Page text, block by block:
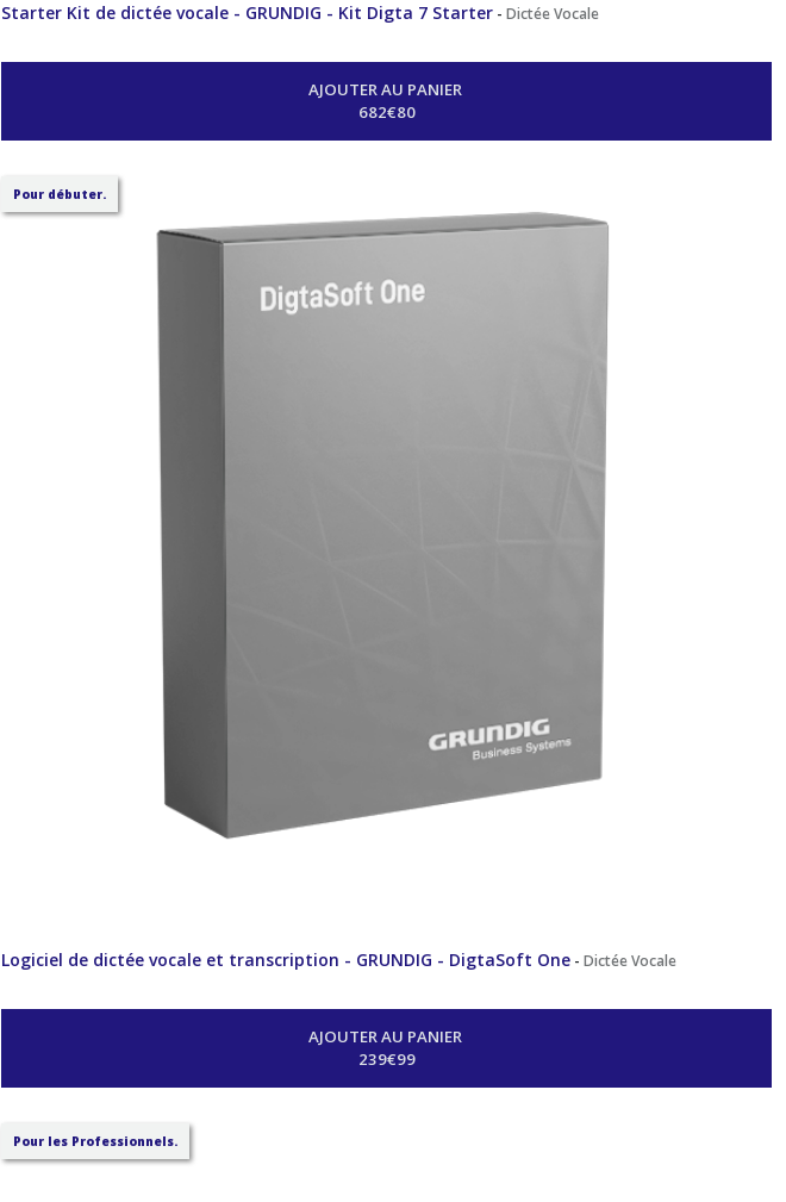
Starter Kit de dictée vocale - GRUNDIG - Kit Digta 7 Starter -Dictée Vocale
AJOUTER AU PANIER
682€80
Pour débuter.
Logiciel de dictée vocale et transcription - GRUNDIG - DigtaSoft One -Dictée Vocale
AJOUTER AU PANIER
239€99
Pour les Professionnels.